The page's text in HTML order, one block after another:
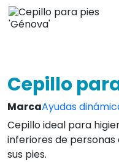
Cepillo
MarcaAyudas
Cepillo ideal para
inferiores de
sus pies.